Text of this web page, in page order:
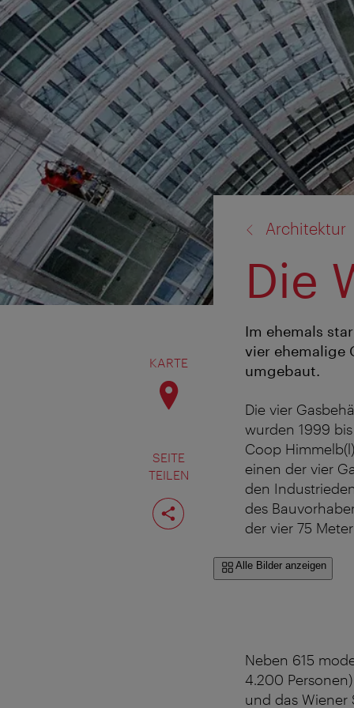
KARTE
SEITE
TEILEN
Seite
teilen
Architektur
Die
Im ehemals
vier ehemalige
umgebaut.
Die vier
wurden 1999
Coop
einen der vier
den
des
der vier 75
Alle Bilder anzeigen
Neben 615
4.200
und das Wiener